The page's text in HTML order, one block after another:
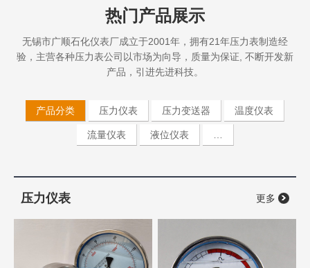
热门产品展示
无锡市广顺石化仪表厂成立于2001年，拥有21年压力表制造经
验，主营各种压力表公司以市场为向导，质量为保证, 不断开发新
产品，引进先进科技。
产品分类 压力仪表 压力变送器 温度仪表
流量仪表 液位仪表
压力仪表 更多